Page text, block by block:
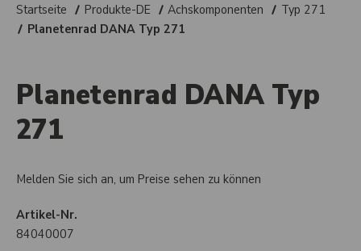
Startseite Produkte-DE Achskomponenten
Typ 271
Planetenrad DANA Typ 271
Planetenrad DANA Typ
271
Melden Sie sich an, um Preise sehen zu können
Artikel-Nr.
84040007